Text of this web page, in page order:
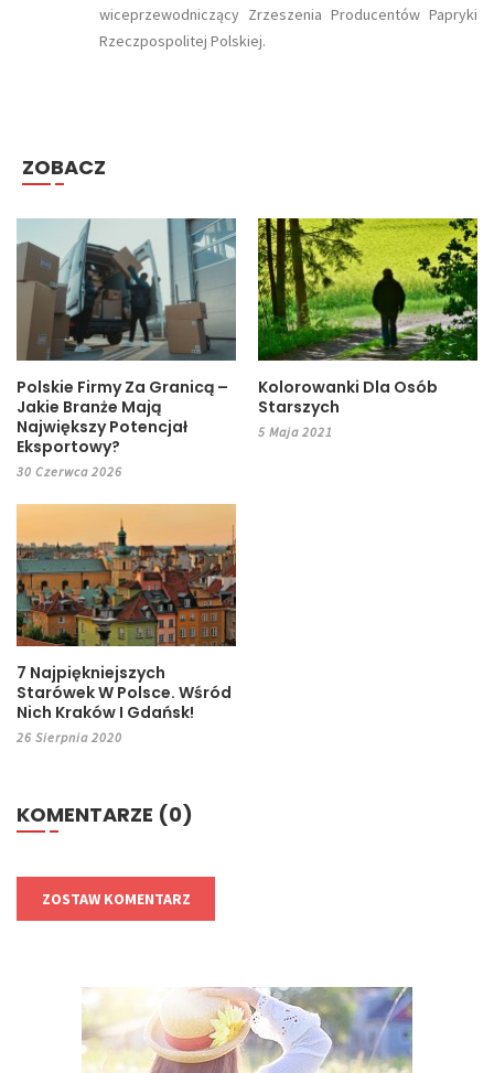
wiceprzewodniczący Zrzeszenia Producentów Papryki
Rzeczpospolitej Polskiej.
ZOBACZ
Polskie Firmy Za Granicą –
Jakie Branże Mają
Największy Potencjał
Eksportowy?
30 Czerwca 2026
Kolorowanki Dla Osób
Starszych
5 Maja 2021
7 Najpiękniejszych
Starówek W Polsce. Wśród
Nich Kraków I Gdańsk!
26 Sierpnia 2020
KOMENTARZE (0)
ZOSTAW KOMENTARZ